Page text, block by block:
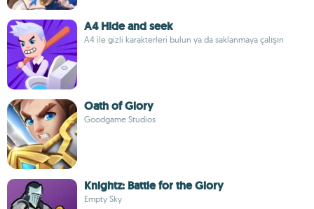
A4 Hide and seek
A4 ile gizli karakterleri bulun ya da saklanmaya çalışın
Oath of Glory
Goodgame Studios
Knightz: Battle for the Glory
Empty Sky